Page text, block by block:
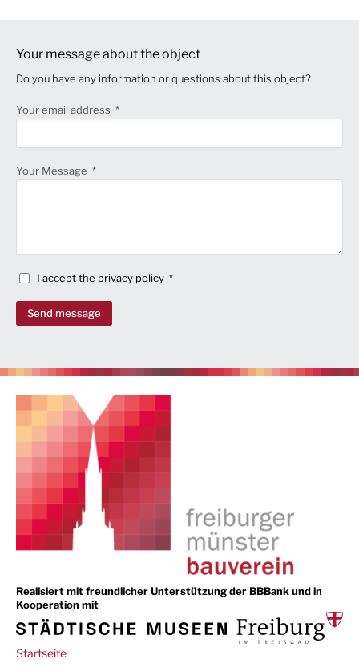
Your message about the object
Do you have any information or questions about this object?
Your email address
Your Message
I accept the privacy policy
Send message
Realisiert mit freundlicher Unterstützung der BBBank und in
Kooperation mit
Main
Startseite